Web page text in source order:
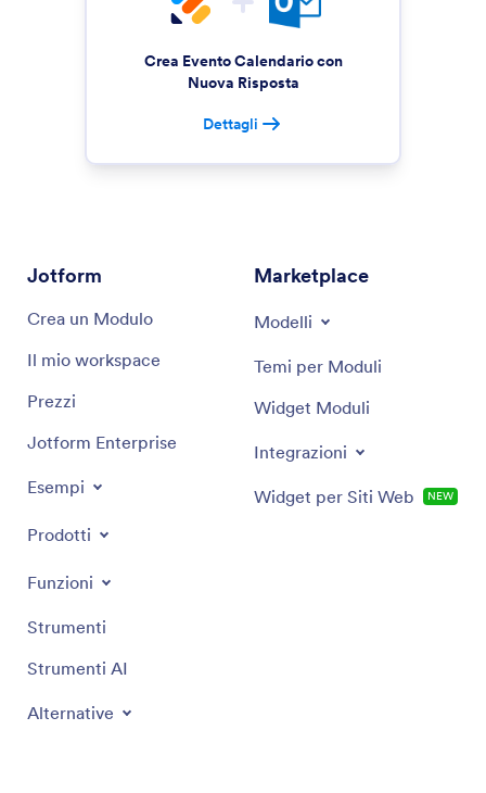
Crea Evento Calendario con
Nuova Risposta
Dettagli
Jotform
Crea un Modulo
Il mio workspace
Prezzi
Jotform Enterprise
Esempi
Prodotti
Funzioni
Strumenti
Strumenti AI
Alternative
Marketplace
Modelli
Temi per Moduli
Widget Moduli
Integrazioni
Widget per Siti Web NEW